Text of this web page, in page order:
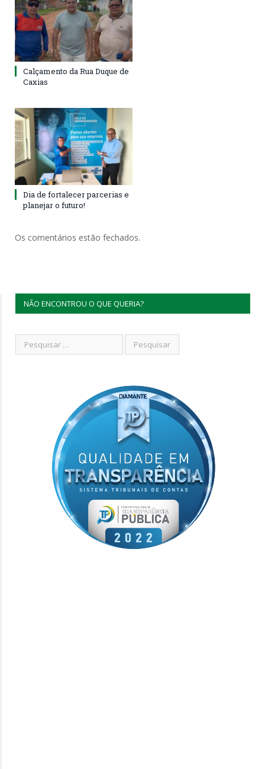
Calçamento da Rua Duque de
Caxias
Dia de fortalecer parcerias e
planejar o futuro!
Os comentários estão fechados.
NÃO ENCONTROU O QUE QUERIA?